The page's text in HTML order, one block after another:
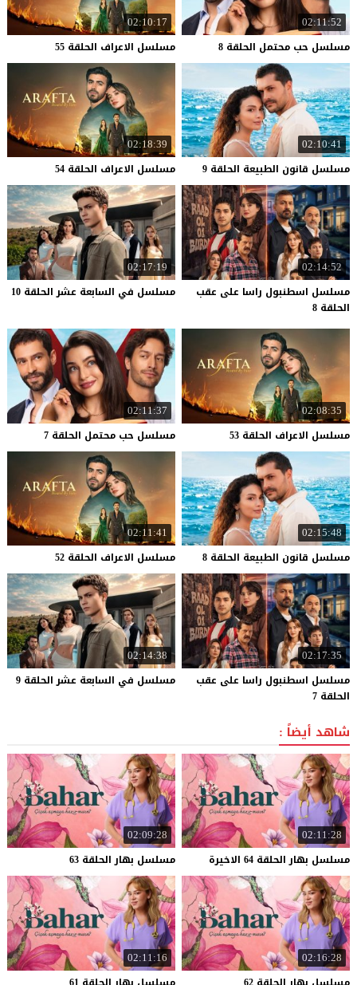
02:11:52
مسلسل حب محتمل الحلقة 8
02:10:17
مسلسل الاعراف الحلقة 55
02:10:41
مسلسل قانون الطبيعة الحلقة 9
02:18:39
مسلسل الاعراف الحلقة 54
02:14:52
مسلسل اسطنبول راسا على عقب
الحلقة 8
02:17:19
مسلسل في السابعة عشر الحلقة 10
02:08:35
مسلسل الاعراف الحلقة 53
02:11:37
مسلسل حب محتمل الحلقة 7
02:15:48
مسلسل قانون الطبيعة الحلقة 8
02:11:41
مسلسل الاعراف الحلقة 52
02:17:35
مسلسل اسطنبول راسا على عقب
الحلقة 7
02:14:38
مسلسل في السابعة عشر الحلقة 9
شاهد أيضاً :
02:11:28
مسلسل بهار الحلقة 64 الاخيرة
02:09:28
مسلسل بهار الحلقة 63
02:16:28
02:11:16